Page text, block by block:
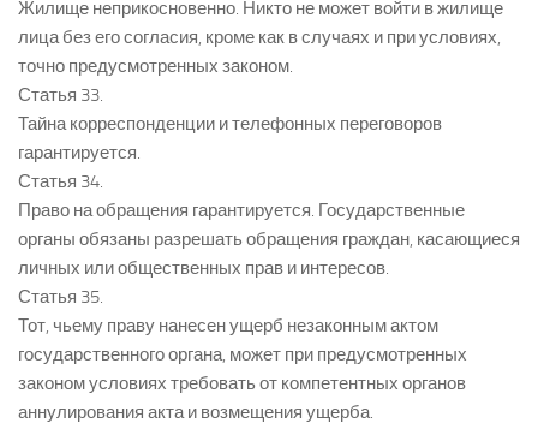
Жилище неприкосновенно. Никто не может войти в жилище
лица без его согласия, кроме как в случаях и при условиях,
точно предусмотренных законом.
Статья 33.
Тайна корреспонденции и телефонных переговоров
гарантируется.
Статья 34.
Право на обращения гарантируется. Государственные
органы обязаны разрешать обращения граждан, касающиеся
личных или общественных прав и интересов.
Статья 35.
Тот, чьему праву нанесен ущерб незаконным актом
государственного органа, может при предусмотренных
законом условиях требовать от компетентных органов
аннулирования акта и возмещения ущерба.